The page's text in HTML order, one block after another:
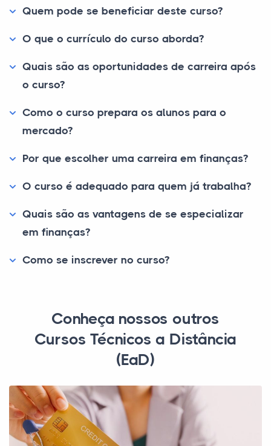
Quem pode se beneficiar deste curso?
O que o currículo do curso aborda?
Quais são as oportunidades de carreira após
o curso?
Como o curso prepara os alunos para o
mercado?
Por que escolher uma carreira em finanças?
O curso é adequado para quem já trabalha?
Quais são as vantagens de se especializar
em finanças?
Como se inscrever no curso?
Conheça nossos outros
Cursos Técnicos a Distância
(EaD)